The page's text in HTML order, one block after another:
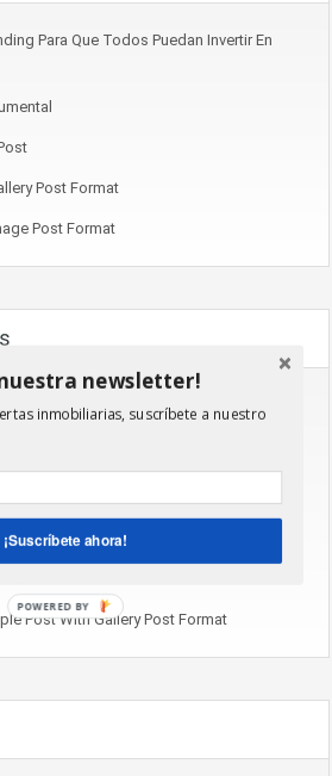
Para Que Todos Puedan Invertir En
Post Format
Post Format
En
Example Post With Image Post
Ipsum Dolor Sit Amet
El Crowdfunding Para Que Todos
Post With Gallery Post Format
nuestra newsletter!
inmobiliarias, suscríbete a nuestro
¡Suscríbete ahora!
POWERED BY